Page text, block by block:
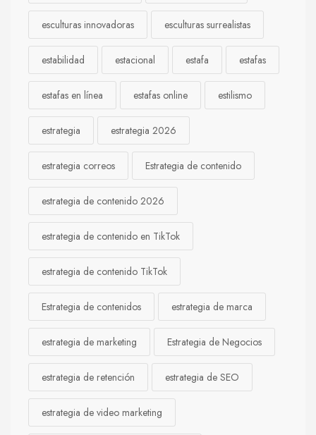
esculturas innovadoras esculturas surrealistas
estabilidad estacional estafa estafas
estafas en línea estafas online estilismo
estrategia estrategia 2026
estrategia correos Estrategia de contenido
estrategia de contenido 2026
estrategia de contenido en TikTok
estrategia de contenido TikTok
Estrategia de contenidos estrategia de marca
estrategia de marketing Estrategia de Negocios
estrategia de retención estrategia de SEO
estrategia de video marketing